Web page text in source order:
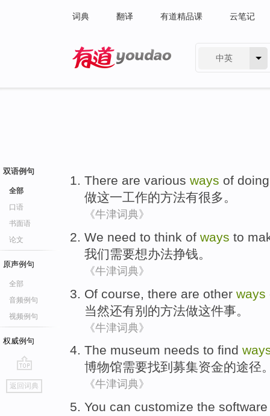
词典 翻译 有道精品课 云笔记
中英
双语例句
全部
口语
书面语
论文
原声例句
全部
音频例句
视频例句
权威例句
go
top
返回词典
There are various ways of doing
做这一工作的方法有很多。
《牛津词典》
We need to think of ways to
我们需要想办法挣钱。
《牛津词典》
Of course there are other ways
当然还有别的方法做这件事。
《牛津词典》
The museum needs to find
博物馆需要找到 募集资金的途径
《牛津词典》
You can customize the software